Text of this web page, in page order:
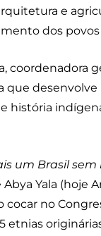
e
dos
coordenadora
que
história
um Brasil sem
Yala (hoje
cocar no
etnias